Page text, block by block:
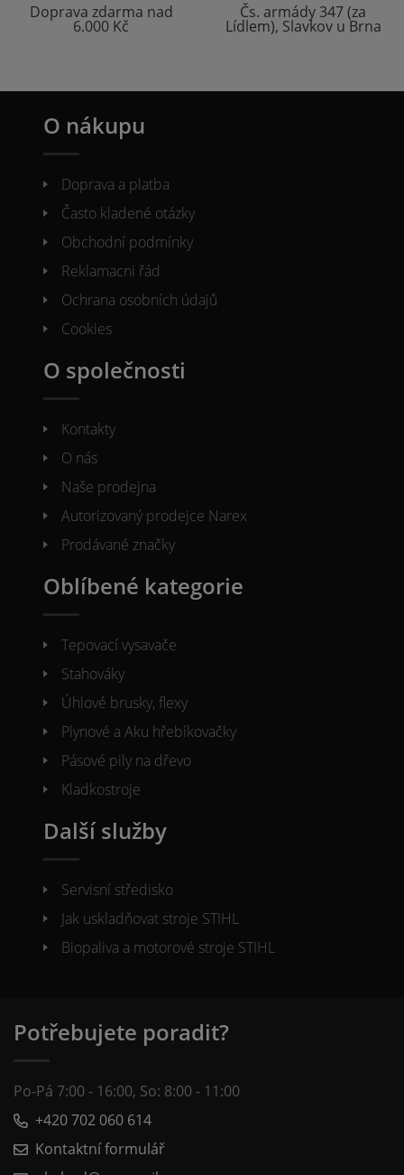
Doprava zdarma nad
6.000 Kč
Čs. armády 347 (za
Lídlem), Slavkov u Brna
O nákupu
Doprava a platba
Často kladené otázky
Obchodní podmínky
Reklamacni řád
Ochrana osobních údajů
Cookies
O společnosti
Kontakty
O nás
Naše prodejna
Autorizovaný prodejce Narex
Prodávané značky
Oblíbené kategorie
Tepovací vysavače
Stahováky
Úhlové brusky, flexy
Plynové a Aku hřebíkovačky
Pásové pily na dřevo
Kladkostroje
Další služby
Servisní středisko
Jak uskladňovat stroje STIHL
Biopaliva a motorové stroje STIHL
Potřebujete poradit?
Po-Pá 7:00 - 16:00, So: 8:00 - 11:00
+420 702 060 614
Kontaktní formulář